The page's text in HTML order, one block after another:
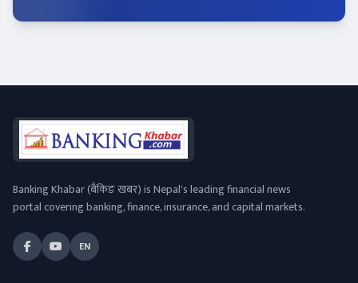
Banking Khabar (बैंकिङ खबर) is Nepal's leading financial news
portal covering banking, finance, insurance, and capital markets.
EN